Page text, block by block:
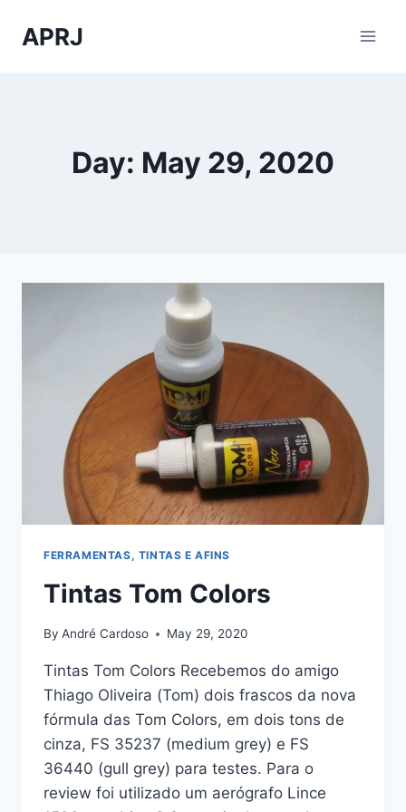
APRJ
Day: May 29, 2020
FERRAMENTAS, TINTAS E AFINS
Tintas Tom Colors
By André Cardoso May 29, 2020
Tintas Tom Colors Recebemos do amigo
Thiago Oliveira (Tom) dois frascos da nova
fórmula das Tom Colors, em dois tons de
cinza, FS 35237 (medium grey) e FS
36440 (gull grey) para testes. Para o
review foi utilizado um aerógrafo Lince